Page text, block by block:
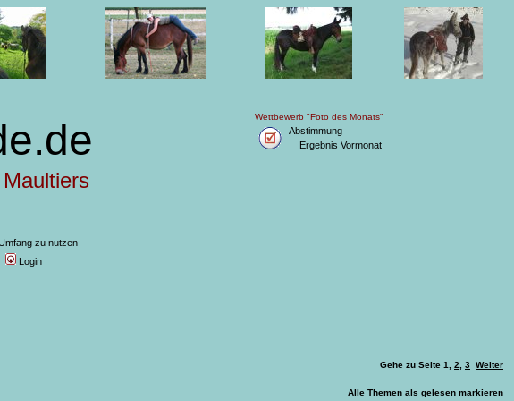
Wettbewerb "Foto des Monats"
Abstimmung
Ergebnis Vormonat
zu nutzen
Login
Gehe zu Seite 1 2 3 Weiter
Alle Themen als gelesen markieren